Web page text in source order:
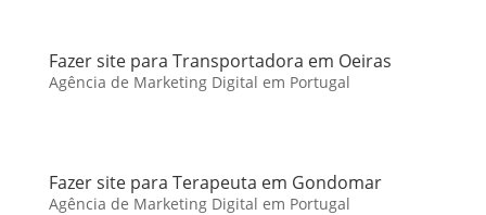
Fazer site para Transportadora em Oeiras
Agência de Marketing Digital em Portugal
Fazer site para Terapeuta em Gondomar
Agência de Marketing Digital em Portugal